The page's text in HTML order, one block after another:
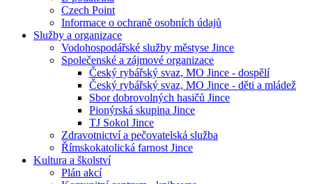
Czech Point
Informace o ochraně osobních údajů
Služby a organizace
Vodohospodářské služby městyse Jince
Společenské a zájmové organizace
Český rybářský svaz, MO Jince - dospělí
Český rybářský svaz, MO Jince - děti a mládež
Sbor dobrovolných hasičů Jince
Pionýrská skupina Jince
TJ Sokol Jince
Zdravotnictví a pečovatelská služba
Římskokatolická farnost Jince
Kultura a školství
Plán akcí